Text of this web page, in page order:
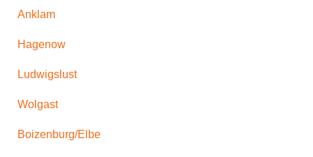
Anklam
Hagenow
Ludwigslust
Wolgast
Boizenburg/Elbe